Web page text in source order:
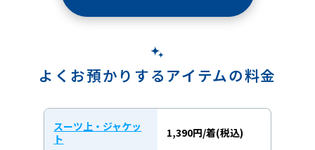
よくお預かりするアイテムの料金
スーツ上・ジャケッ
ト
1,390円/着(税込)